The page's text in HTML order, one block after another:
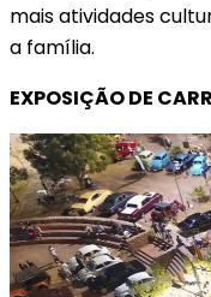
mais atividades
a família.
EXPOSIÇÃO DE